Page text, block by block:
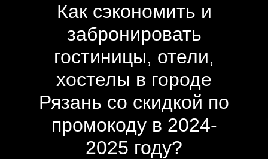
Как сэкономить и
забронировать
гостиницы, отели,
хостелы в городе
Рязань со скидкой по
промокоду в 2024-
2025 году?